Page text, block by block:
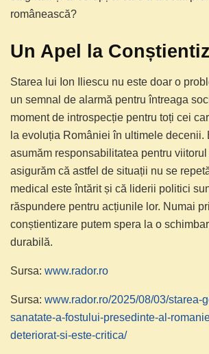
românească?
Un Apel la
Starea lui Ion Iliescu nu este doar o
un semnal de alarmă pentru întreaga
moment de introspecție pentru toți cei
la evoluția României în ultimele decenii.
asumăm responsabilitatea pentru
asigurăm că astfel de situații nu se
medical este întărit și că liderii politici
răspundere pentru acțiunile lor. Numai
conștientizare putem spera la o
durabilă.
Sursa: www.rador.ro
Sursa: www.rador.ro/2025/08/03/starea-
sanatate-a-fostului-presedinte-al-
deteriorat-si-este-critica/